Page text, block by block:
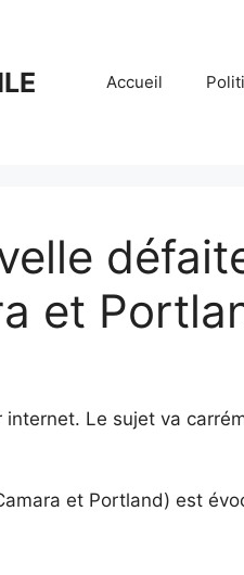
Accueil
et
internet. Le sujet va
et Portland) est